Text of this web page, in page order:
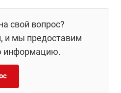
свой вопрос?
и мы предоставим
информацию.